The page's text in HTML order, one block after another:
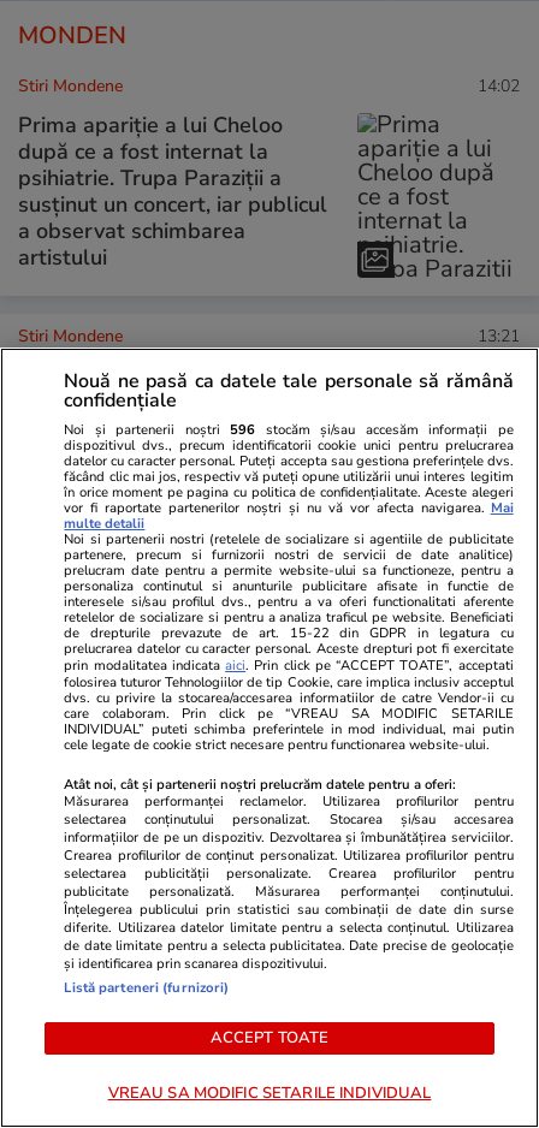
MONDEN
Stiri Mondene 14:02
Prima apariție a lui Cheloo
după ce a fost internat la
psihiatrie. Trupa Paraziții a
susținut un concert, iar publicul
a observat schimbarea
artistului
Stiri Mondene 13:21
Imagini emoționante cu fetițele
Laurei Cosoi, în timp ce
pregătesc tortul pentru tatăl
lor. Cosmin Curticăpean
împlinește 50 de ani
PARTENERI
TVMania.ro
🤍 „Felix și-a dorit asta, în caz
că…” La exact un an de la
tragedie, Mihaela Rădulescu a
făcut public totul!
Facebook
Nouă ne pasă ca datele tale personale să rămână
confidențiale
Noi și partenerii noștri 596 stocăm și/sau accesăm informații pe
dispozitivul dvs., precum identificatorii cookie unici pentru prelucrarea
datelor cu caracter personal. Puteți accepta sau gestiona preferințele dvs.
făcând clic mai jos, respectiv vă puteți opune utilizării unui interes legitim
în orice moment pe pagina cu politica de confidențialitate. Aceste alegeri
vor fi raportate partenerilor noștri și nu vă vor afecta navigarea. Mai
multe detalii
Noi si partenerii nostri (retelele de socializare si agentiile de publicitate
partenere, precum si furnizorii nostri de servicii de date analitice)
prelucram date pentru a permite website-ului sa functioneze, pentru a
personaliza continutul si anunturile publicitare afisate in functie de
interesele si/sau profilul dvs., pentru a va oferi functionalitati aferente
retelelor de socializare si pentru a analiza traficul pe website. Beneficiati
de drepturile prevazute de art. 15-22 din GDPR in legatura cu
prelucrarea datelor cu caracter personal. Aceste drepturi pot fi exercitate
prin modalitatea indicataaici. Prin click pe “ACCEPT TOATE”, acceptati
folosirea tuturor Tehnologiilor de tip Cookie, care implica inclusiv acceptul
dvs. cu privire la stocarea/accesarea informatiilor de catre Vendor-ii cu
care colaboram. Prin click pe “VREAU SA MODIFIC SETARILE
INDIVIDUAL” puteti schimba preferintele in mod individual, mai putin
cele legate de cookie strict necesare pentru functionarea website-ului.
Atât noi, cât și partenerii noștri prelucrăm datele pentru a oferi:
Măsurarea performanței reclamelor. Utilizarea profilurilor pentru
selectarea conținutului personalizat. Stocarea și/sau accesarea
informațiilor de pe un dispozitiv. Dezvoltarea și îmbunătățirea serviciilor.
Crearea profilurilor de conținut personalizat. Utilizarea profilurilor pentru
selectarea publicității personalizate. Crearea profilurilor pentru
publicitate personalizată. Măsurarea performanței conținutului.
Înțelegerea publicului prin statistici sau combinații de date din surse
diferite. Utilizarea datelor limitate pentru a selecta conținutul. Utilizarea
de date limitate pentru a selecta publicitatea. Date precise de geolocație
și identificarea prin scanarea dispozitivului.
Listă parteneri (furnizori)
ACCEPT TOATE
VREAU SA MODIFIC SETARILE INDIVIDUAL